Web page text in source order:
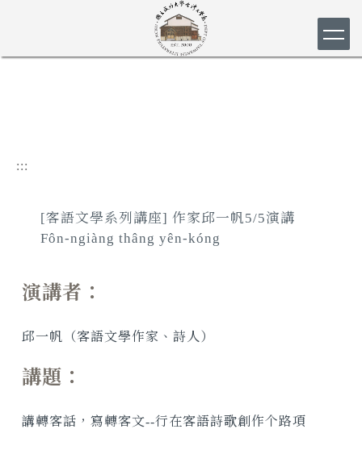
要
:::
[客語文學系列講座] 作家邱一帆5/5演講
Fôn-ngiàng thâng yên-kóng
演講者：
邱一帆（客語文學作家、詩人）
講題：
講轉客話，寫轉客文--行在客語詩歌創作个路項